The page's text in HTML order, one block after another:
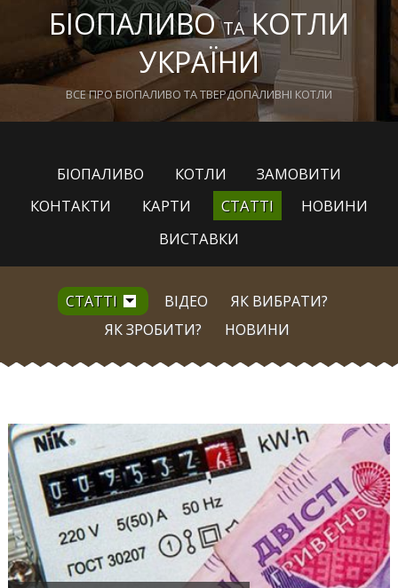
БІОПАЛИВОТАКОТЛИ
УКРАЇНИ
ВСЕ ПРО БІОПАЛИВО ТА ТВЕРДОПАЛИВНІ КОТЛИ
БІОПАЛИВО КОТЛИ
ЗАМОВИТИ
КОНТАКТИ
КАРТИ СТАТТІ
НОВИНИ
ВИСТАВКИ
СТАТТІ ВІДЕО
ЯК ВИБРАТИ?
ЯК ЗРОБИТИ?
НОВИНИ